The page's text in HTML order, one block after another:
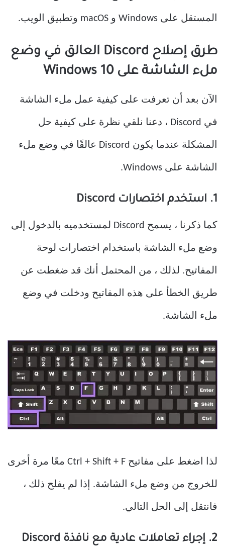
المستقل على Windows و macOS وتطبيق الويب.
طرق إصلاح Discord العالق في وضع
ملء الشاشة على Windows 10
الآن بعد أن تعرفت على كيفية عمل ملء الشاشة
في Discord ، دعنا نلقي نظرة على كيفية حل
المشكلة عندما يكون Discord عالقًا في وضع ملء
الشاشة على Windows.
1. استخدم اختصارات Discord
كما ذكرنا ، يسمح Discord لمستخدميه بالدخول إلى
وضع ملء الشاشة باستخدام اختصارات لوحة
المفاتيح. لذلك ، من المحتمل أنك قد ضغطت عن
طريق الخطأ على هذه المفاتيح ودخلت في وضع
ملء الشاشة.
لذا اضغط على مفاتيح Ctrl + Shift + F معًا مرة أخرى
للخروج من وضع ملء الشاشة. إذا لم يفلح ذلك ،
فانتقل إلى الحل التالي.
2. إجراء تعاملات عادية مع نافذة Discord